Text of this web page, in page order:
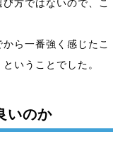
方ではないので、こ
ら一番強く感じたこ
いうことでした。
いのか